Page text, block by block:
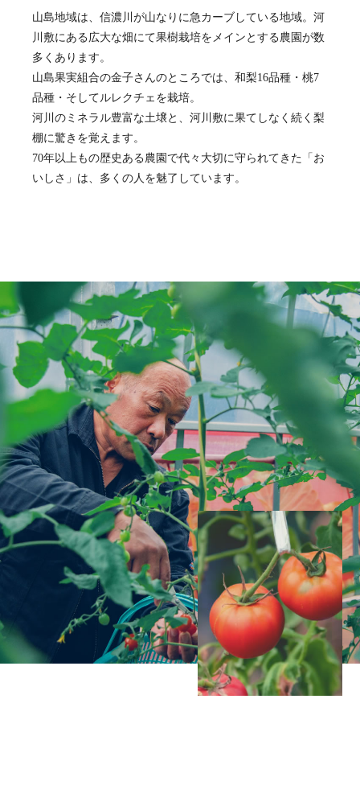
山島地域は、信濃川が山なりに急カーブしている地域。河
川敷にある広大な畑にて果樹栽培をメインとする農園が数
多くあります。
山島果実組合の金子さんのところでは、和梨16品種・桃7
品種・そしてルレクチェを栽培。
河川のミネラル豊富な土壌と、河川敷に果てしなく続く梨
棚に驚きを覚えます。
70年以上もの歴史ある農園で代々大切に守られてきた「お
いしさ」は、多くの人を魅了しています。